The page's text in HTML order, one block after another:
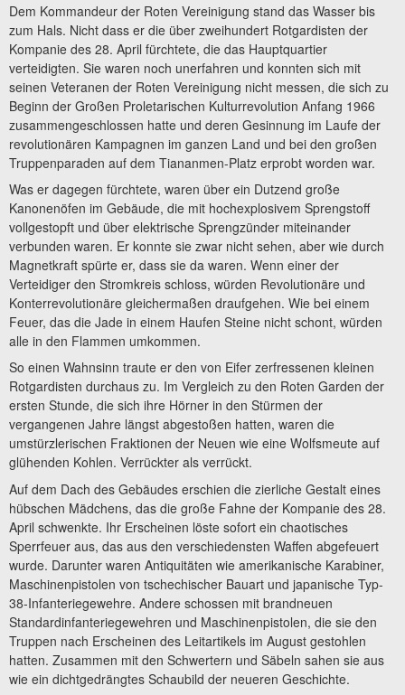
Dem Kommandeur der Roten Vereinigung stand das Wasser bis
zum Hals. Nicht dass er die über zweihundert Rotgardisten der
Kompanie des 28. April fürchtete, die das Hauptquartier
verteidigten. Sie waren noch unerfahren und konnten sich mit
seinen Veteranen der Roten Vereinigung nicht messen, die sich zu
Beginn der Großen Proletarischen Kulturrevolution Anfang 1966
zusammengeschlossen hatte und deren Gesinnung im Laufe der
revolutionären Kampagnen im ganzen Land und bei den großen
Truppenparaden auf dem Tiananmen-Platz erprobt worden war.
Was er dagegen fürchtete, waren über ein Dutzend große
Kanonenöfen im Gebäude, die mit hochexplosivem Sprengstoff
vollgestopft und über elektrische Sprengzünder miteinander
verbunden waren. Er konnte sie zwar nicht sehen, aber wie durch
Magnetkraft spürte er, dass sie da waren. Wenn einer der
Verteidiger den Stromkreis schloss, würden Revolutionäre und
Konterrevolutionäre gleichermaßen draufgehen. Wie bei einem
Feuer, das die Jade in einem Haufen Steine nicht schont, würden
alle in den Flammen umkommen.
So einen Wahnsinn traute er den von Eifer zerfressenen kleinen
Rotgardisten durchaus zu. Im Vergleich zu den Roten Garden der
ersten Stunde, die sich ihre Hörner in den Stürmen der
vergangenen Jahre längst abgestoßen hatten, waren die
umstürzlerischen Fraktionen der Neuen wie eine Wolfsmeute auf
glühenden Kohlen. Verrückter als verrückt.
Auf dem Dach des Gebäudes erschien die zierliche Gestalt eines
hübschen Mädchens, das die große Fahne der Kompanie des 28.
April schwenkte. Ihr Erscheinen löste sofort ein chaotisches
Sperrfeuer aus, das aus den verschiedensten Waffen abgefeuert
wurde. Darunter waren Antiquitäten wie amerikanische Karabiner,
Maschinenpistolen von tschechischer Bauart und japanische Typ-
38-Infanteriegewehre. Andere schossen mit brandneuen
Standardinfanteriegewehren und Maschinenpistolen, die sie den
Truppen nach Erscheinen des Leitartikels im August gestohlen
hatten. Zusammen mit den Schwertern und Säbeln sahen sie aus
wie ein dichtgedrängtes Schaubild der neueren Geschichte.